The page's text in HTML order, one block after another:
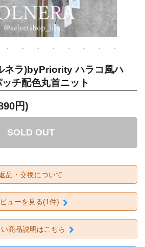
ネラ)byPriority ハラコ風ハ
チ配色丸首ニット
円)
SOLD OUT
品・交換について
ューを見る(1件)
商品説明はこちら